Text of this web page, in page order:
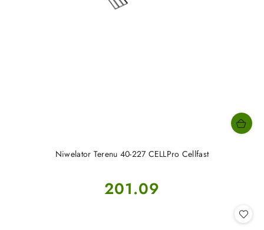
Niwelator Terenu 40-227 CELLPro Cellfast
Cena:
201.09